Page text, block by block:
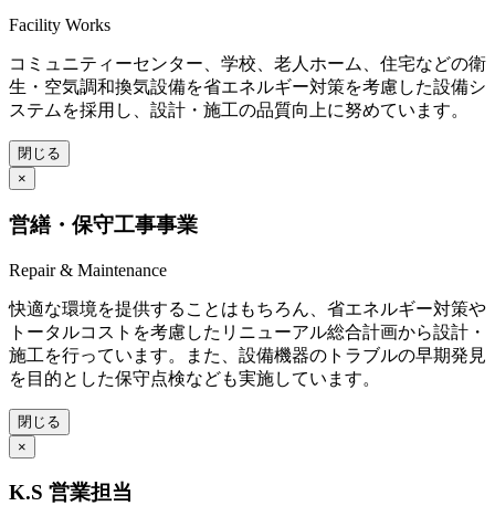
Facility Works
コミュニティーセンター、学校、老人ホーム、住宅などの衛
生・空気調和換気設備を省エネルギー対策を考慮した設備シ
ステムを採用し、設計・施工の品質向上に努めています。
閉じる
×
営繕・保守工事事業
Repair & Maintenance
快適な環境を提供することはもちろん、省エネルギー対策や
トータルコストを考慮したリニューアル総合計画から設計・
施工を行っています。また、設備機器のトラブルの早期発見
を目的とした保守点検なども実施しています。
閉じる
×
K.S 営業担当